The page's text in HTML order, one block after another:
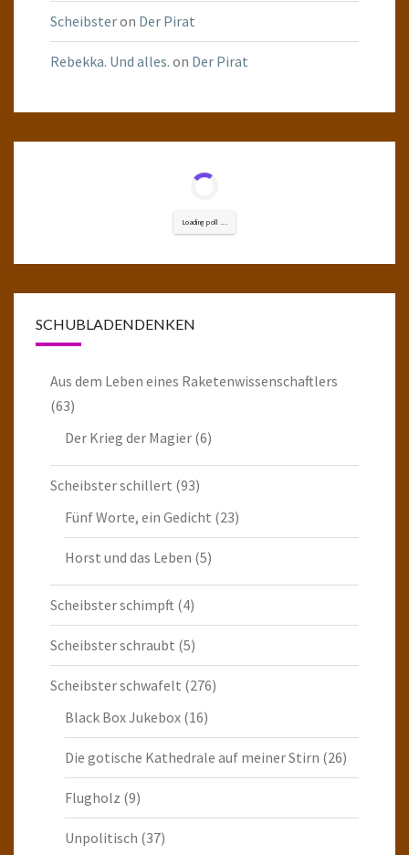
Scheibsteron Der Pirat
Rebekka. Und alles. on Der Pirat
Loading poll ...
SCHUBLADENDENKEN
Aus dem Leben eines Raketenwissenschaftlers
(63)
Der Krieg der Magier (6)
Scheibster schillert (93)
Fünf Worte, ein Gedicht (23)
Horst und das Leben (5)
Scheibster schimpft (4)
Scheibster schraubt (5)
Scheibster schwafelt (276)
Black Box Jukebox (16)
Die gotische Kathedrale auf meiner Stirn (26)
Flugholz (9)
Unpolitisch (37)